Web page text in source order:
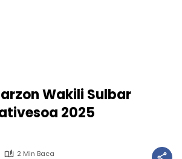
Wakili Sulbar
2025
2 Min Baca